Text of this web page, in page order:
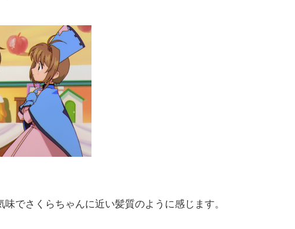
味でさくらちゃんに近い髪質のように感じます。